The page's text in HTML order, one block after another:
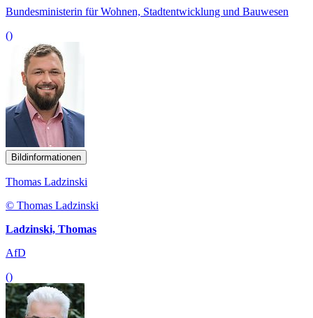
Bundesministerin für Wohnen, Stadtentwicklung und Bauwesen
()
Bildinformationen
Thomas Ladzinski
© Thomas Ladzinski
Ladzinski, Thomas
AfD
()